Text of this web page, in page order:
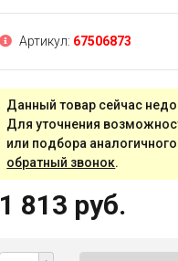
Артикул: 67506873
Данный товар сейчас
Для уточнения
или подбора
обратный звонок.
1 813 руб.